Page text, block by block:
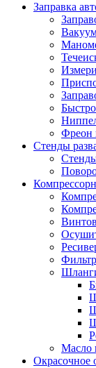
Заправка
Фреон
Стенды
Масло
Окрасочное